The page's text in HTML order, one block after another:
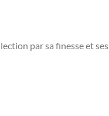
par sa finesse et ses